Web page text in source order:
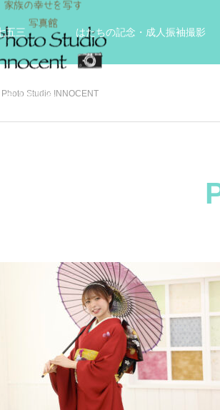
五三 はたちの記念・成人振袖撮影
入学入園記念
Photo Studio INNOCENT